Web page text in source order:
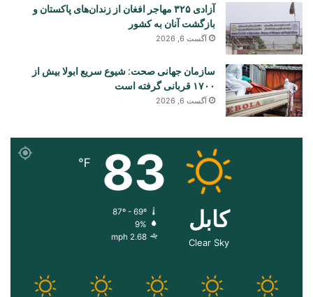
آزادی ۳۲۵ مهاجر افغان از زندان‌های پاکستان و
بازگشت آنان به کشور
آگست 6, 2026
سازمان جهانی صحت: شیوع سریع ابولا بیش از
۱۷۰۰ قربانی گرفته است
آگست 6, 2026
کابل
Clear Sky
83
℉
87º - 69º
9%
2.68 mph